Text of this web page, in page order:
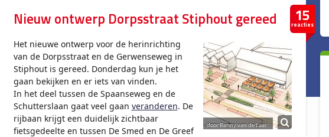
15
reacties
Nieuw ontwerp Dorpsstraat Stiphout gereed
Het nieuwe ontwerp voor de herinrichting
van de Dorpsstraat en de Gerwenseweg in
Stiphout is gereed. Donderdag kun je het
gaan bekijken en er iets van vinden.
In het deel tussen de Spaanseweg en de
Schutterslaan gaat veel gaan veranderen. De
rijbaan krijgt een duidelijk zichtbaar
fietsgedeelte en tussen De Smed en De Greef